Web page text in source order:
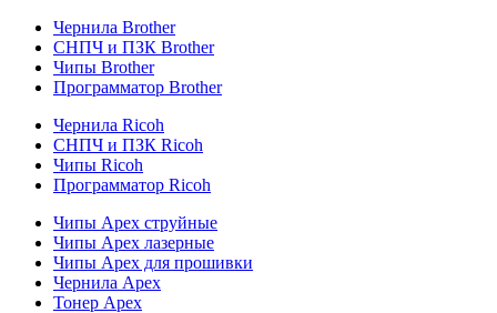
Чернила Brother
СНПЧ и ПЗК Brother
Чипы Brother
Программатор Brother
Чернила Ricoh
СНПЧ и ПЗК Ricoh
Чипы Ricoh
Программатор Ricoh
Чипы Apex струйные
Чипы Apex лазерные
Чипы Apex для прошивки
Чернила Apex
Тонер Apex